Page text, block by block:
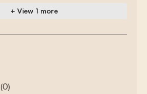
+ View 1 more
(0)